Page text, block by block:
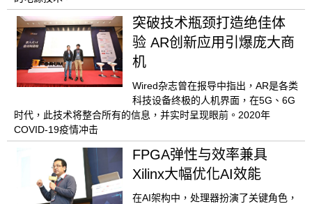
突破技术瓶颈打造绝佳体
验 AR创新应用引爆庞大商
机
Wired杂志曾在报导中指出，AR是各类
科技设备终极的人机界面，在5G、6G
时代，此技术将整合所有的信息，并实时呈现眼前。2020年
COVID-19疫情冲击
FPGA弹性与效率兼具
Xilinx大幅优化AI效能
在AI架构中，处理器扮演了关键角色，